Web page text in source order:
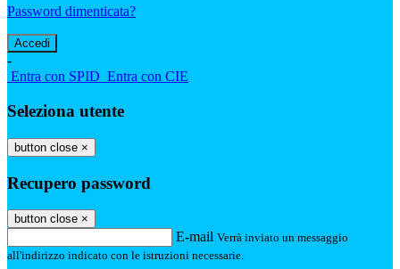
Password dimenticata?
-
Entra con SPID Entra con CIE
Seleziona utente
button close ×
Recupero password
button close ×
E-mail Verrà inviato un messaggio
all'indirizzo indicato con le istruzioni necessarie.